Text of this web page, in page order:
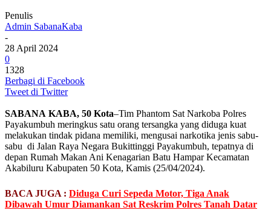
Penulis
Admin SabanaKaba
-
28 April 2024
0
1328
Berbagi di Facebook
Tweet di Twitter
SABANA KABA, 50 Kota–Tim Phantom Sat Narkoba Polres
Payakumbuh meringkus satu orang tersangka yang diduga kuat
melakukan tindak pidana memiliki, mengusai narkotika jenis sabu-
sabu di Jalan Raya Negara Bukittinggi Payakumbuh, tepatnya di
depan Rumah Makan Ani Kenagarian Batu Hampar Kecamatan
Akabiluru Kabupaten 50 Kota, Kamis (25/04/2024).
BACA JUGA : Diduga Curi Sepeda Motor, Tiga Anak
Dibawah Umur Diamankan Sat Reskrim Polres Tanah Datar